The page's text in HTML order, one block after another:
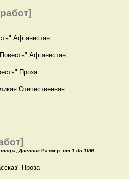
Афганистан
Афганистан
Проза
Отечественная
ДневникРазмер: от 1 до 10M
Проза